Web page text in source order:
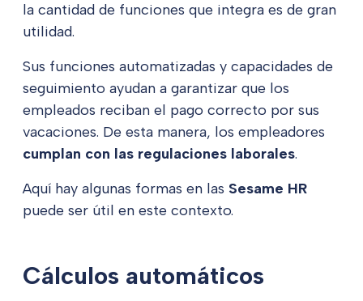
la cantidad de funciones que integra es de gran
utilidad.
Sus funciones automatizadas y capacidades de
seguimiento ayudan a garantizar que los
empleados reciban el pago correcto por sus
vacaciones. De esta manera, los empleadores
cumplan con las regulaciones laborales.
Aquí hay algunas formas en las Sesame HR
puede ser útil en este contexto.
Cálculos automáticos